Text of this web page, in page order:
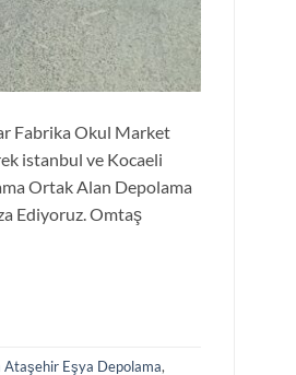
Fabrika Okul Market
istanbul ve Kocaeli
Ortak Alan Depolama
Ediyoruz. Omtaş
Ataşehir Eşya Depolama,